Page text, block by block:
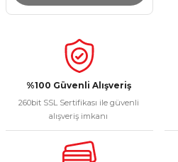
%100 Güvenli Alışveriş
260bit SSL Sertifikası ile güvenli
alışveriş imkanı